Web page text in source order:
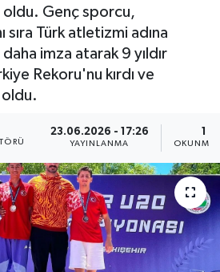
oldu. Genç sporcu,
sıra Türk atletizmi adına
imza atarak 9 yıldır
Rekoru'nu kırdı ve
oldu.
23.06.2026 - 17:26
YAYINLANMA OKUNMA